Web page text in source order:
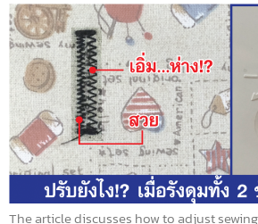
The article discusses how to adjust